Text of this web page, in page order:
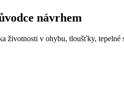
návrhem
životnosti v ohybu, tloušťky,